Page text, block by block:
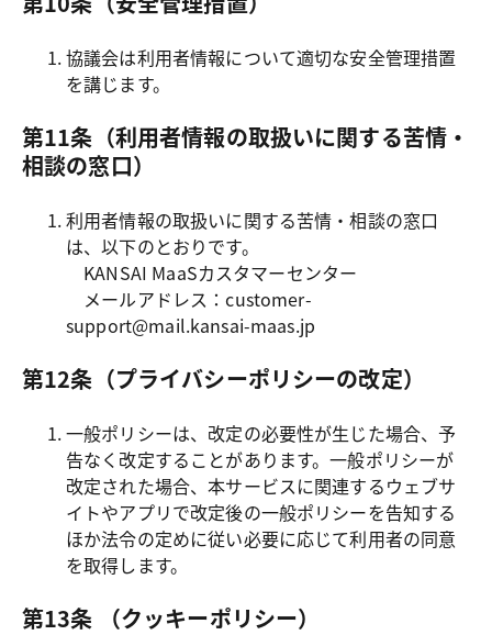
協議会は利用者情報について適切な安全管理措置
を講じます。
第11条（利用者情報の取扱いに関する苦情・
相談の窓口）
利用者情報の取扱いに関する苦情・相談の窓口
は、以下のとおりです。
KANSAI MaaSカスタマーセンター
メールアドレス：customer-
support@mail.kansai-maas.jp
第12条（プライバシーポリシーの改定）
一般ポリシーは、改定の必要性が生じた場合、予
告なく改定することがあります。一般ポリシーが
改定された場合、本サービスに関連するウェブサ
イトやアプリで改定後の一般ポリシーを告知する
ほか法令の定めに従い必要に応じて利用者の同意
を取得します。
第13条 （クッキーポリシー）